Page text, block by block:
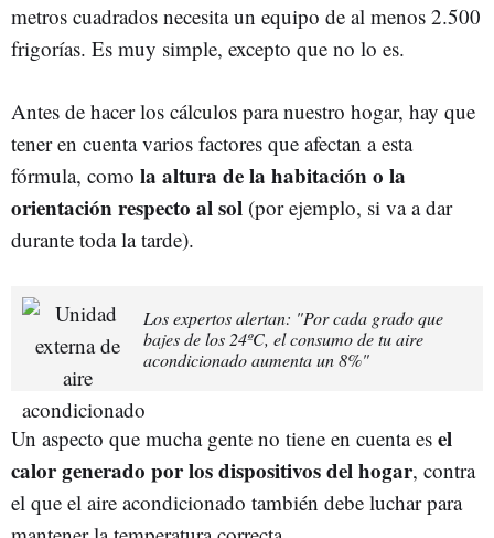
metros cuadrados necesita un equipo de al menos 2.500
frigorías. Es muy simple, excepto que no lo es.
Antes de hacer los cálculos para nuestro hogar, hay que
tener en cuenta varios factores que afectan a esta
fórmula, como la altura de la habitación o la
orientación respecto al sol (por ejemplo, si va a dar
durante toda la tarde).
Los expertos alertan: "Por cada grado que
bajes de los 24ºC, el consumo de tu aire
acondicionado aumenta un 8%"
Un aspecto que mucha gente no tiene en cuenta es el
calor generado por los dispositivos del hogar, contra
el que el aire acondicionado también debe luchar para